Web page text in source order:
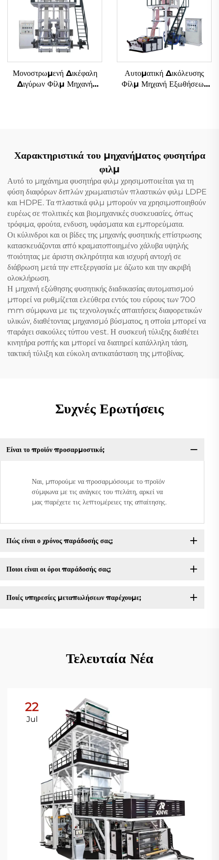
Μονοστρωμενή Δικέφαλη
Διγύρων Φίλμ Μηχανή
Αυτοματική Δικόλευσης
Φίλμ Μηχανή Εξωθήσεως
Χαρακτηριστικά του μηχανήματος φυσητήρα
φιλμ
Αυτό το μηχάνημα φυσητήρα φιλμ χρησιμοποιείται για τη
φύση διαφόρων διπλών χρωματιστών πλαστικών φιλμ LDPE
και HDPE. Τα πλαστικά φιλμ μπορούν να χρησιμοποιηθούν
ευρέως σε πολιτικές και βιομηχανικές συσκευασίες, όπως
τρόφιμα, φρούτα, ενδυση, υφάσματα και εμπορεύματα.
Οι κύλινδροι και οι βίδες της μηχανής φυσητικής επίστρωσης
κατασκευάζονται από κραματοποιημένο χάλυβα υψηλής
ποιότητας με άριστη σκληρότητα και ισχυρή αντοχή σε
διάβρωση μετά την επεξεργασία με άζωτο και την ακριβή
ολοκλήρωση.
Η μηχανή εξώθησης φυσητικής διαδικασίας αυτοματισμού
μπορεί να ρυθμίζεται ελεύθερα εντός του εύρους των 700
mm σύμφωνα με τις τεχνολογικές απαιτήσεις διαφορετικών
υλικών, διαθέτοντας μηχανισμό βύσματος, η οποία μπορεί να
παράγει σακούλες τύπου vest. Η συσκευή τύλιξης διαθέτει
κινητήρα ροπής και μπορεί να διατηρεί κατάλληλη τάση,
τακτική τύλιξη και εύκολη αντικατάσταση της μποβίνας.
Συχνές Ερωτήσεις
Είναι το προϊόν προσαρμοστικό;
Ναι, μπορούμε να προσαρμόσουμε το προϊόν
σύμφωνα με τις ανάγκες του πελάτη, αρκεί να
μας παρέχετε τις λεπτομέρειες της απαίτησης.
Πώς είναι ο χρόνος παράδοσής σας;
Ποιοι είναι οι όροι παράδοσής σας;
Ποιές υπηρεσίες μεταπωλήσεων παρέχουμε;
Τελευταία Νέα
22
Jul